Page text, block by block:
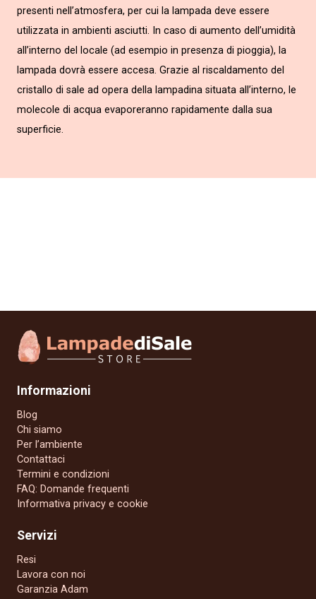
presenti nell’atmosfera, per cui la lampada deve essere
utilizzata in ambienti asciutti. In caso di aumento dell’umidità
all’interno del locale (ad esempio in presenza di pioggia), la
lampada dovrà essere accesa. Grazie al riscaldamento del
cristallo di sale ad opera della lampadina situata all’interno, le
molecole di acqua evaporeranno rapidamente dalla sua
superficie.
Informazioni
Blog
Chi siamo
Per l’ambiente
Contattaci
Termini e condizioni
FAQ: Domande frequenti
Informativa privacy e cookie
Servizi
Resi
Lavora con noi
Garanzia Adam